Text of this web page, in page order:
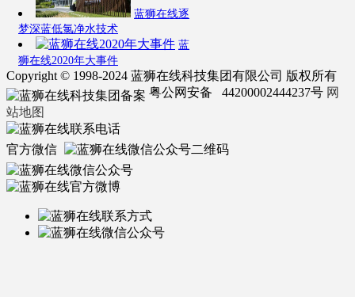
蓝狮在线逐
梦深蓝低氯净水技术
蓝
狮在线2020年大事件
Copyright © 1998-2024 蓝狮在线科技集团有限公司 版权所有
粤公网安备 44200002444237号 网
站地图
官方微信